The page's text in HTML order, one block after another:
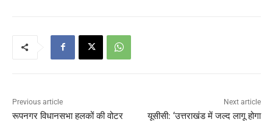
Previous article
रूपनगर विधानसभा हलकों की वोटर
Next article
यूसीसी: ‘उत्तराखंड में जल्द लागू होगा